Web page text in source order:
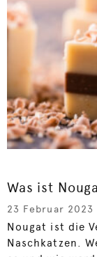
Was ist
23 Februar 2023
Nougat ist die
Naschkatzen.